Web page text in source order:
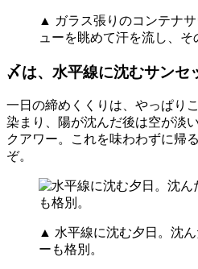
▲ ガラス張りのコンテナ
ューを眺めて汗を流し、そ
〆は、水平線に沈むサンセ
一日の締めくくりは、やっぱり
染まり、陽が沈んだ後は空が淡
クアワー。これを味わわずに帰
ぞ。
▲ 水平線に沈む夕日。沈
ーも格別。